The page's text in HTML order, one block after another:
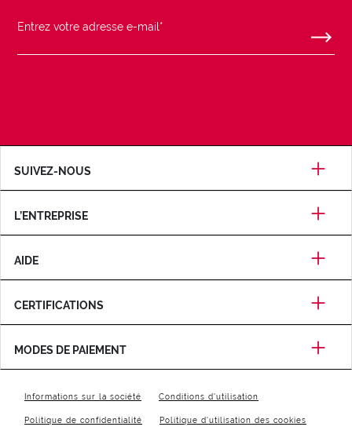
SUIVEZ-NOUS
L’ENTREPRISE
AIDE
CERTIFICATIONS
MODES DE PAIEMENT
Informations sur la société Conditions d'utilisation
Politique de confidentialité Politique d'utilisation des cookies